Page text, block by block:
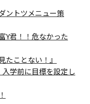
ントツメニュー策
Y君！！危なかった
たことない！』
学前に目標を設定し